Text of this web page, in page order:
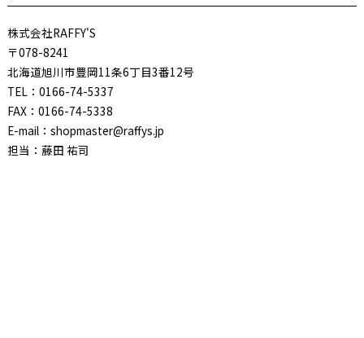
株式会社RAFFY'S
〒078-8241
北海道旭川市豊岡11条6丁目3番12号
TEL：0166-74-5337
FAX：0166-74-5338
E-mail：shopmaster@raffys.jp
担当：藤田 祐司